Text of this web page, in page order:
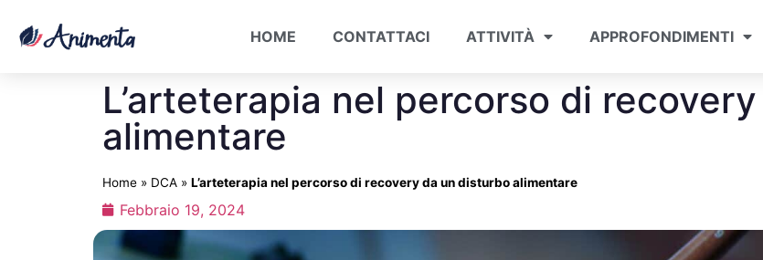
HOME CONTATTACI ATTIVITÀ APPROFONDIMENTI
L’arteterapia nel percorso di
alimentare
Home » DCA » L’arteterapia nel percorso di recovery da un disturbo alimentare
Febbraio 19, 2024